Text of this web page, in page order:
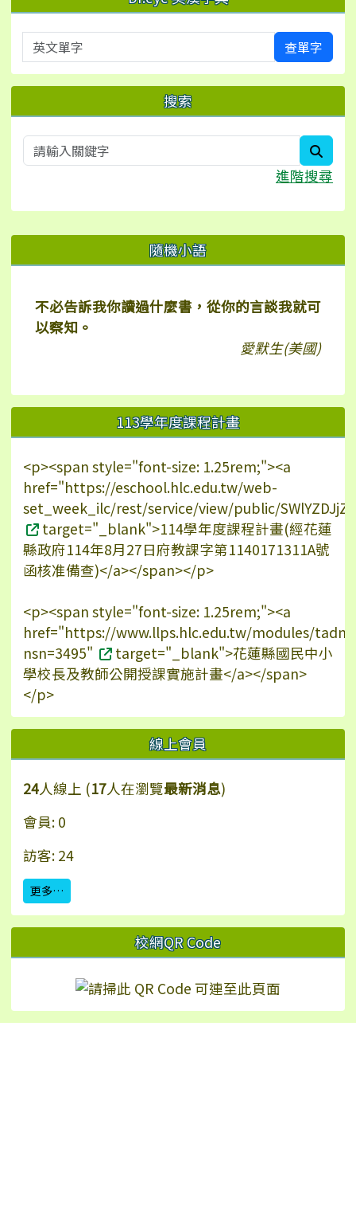
英文單字 查單字
搜索
進階搜尋
右邊區域內容 隨機小語
不必告訴我你讀過什麼書，從你的言談我就可
以察知。
愛默生(美國)
113學年度課程計畫
<p><span style="font-size: 1.25rem;"><a
href="https://eschool.hlc.edu.tw/web-
set_week_ilc/rest/service/view/public/
target="_blank">114學年度課程計畫(經花蓮
縣政府114年8月27日府教課字第1140171311A號
函核准備查)</a></span></p>
<p><span style="font-size: 1.25rem;"><a
href="https://www.llps.hlc.edu.tw/modules/
nsn=3495"
target="_blank">花蓮縣國民中小
學校長及教師公開授課實施計畫</a></span>
</p>
線上會員
24人線上 (17人在瀏覽最新消息)
會員: 0
訪客: 24
更多…
校網QR Code